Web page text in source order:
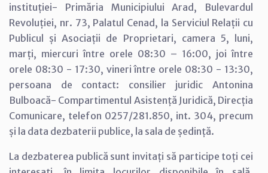
instituției- Primăria Municipiului Arad, Bulevardul
Revoluției, nr. 73, Palatul Cenad, la Serviciul Relații cu
Publicul și Asociații de Proprietari, camera 5, luni,
marți, miercuri între orele 08:30 – 16:00, joi între
orele 08:30 - 17:30, vineri între orele 08:30 - 13:30,
persoana de contact: consilier juridic Antonina
Bulboacă- Compartimentul Asistență Juridică, Direcția
Comunicare, telefon 0257/281.850, int. 304, precum
și la data dezbaterii publice, la sala de ședință.
La dezbaterea publică sunt invitați să participe toți cei